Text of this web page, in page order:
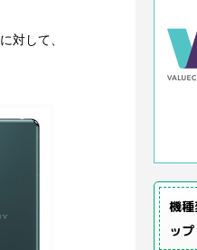
対して、
機
ップ